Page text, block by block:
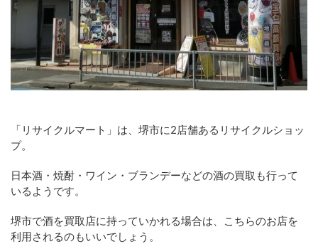
「リサイクルマート」は、堺市に2店舗あるリサイクルショッ
プ。
日本酒・焼酎・ワイン・ブランデーなどの酒の買取も行って
いるようです。
堺市で酒を買取店に持っていかれる場合は、こちらのお店を
利用されるのもいいでしょう。